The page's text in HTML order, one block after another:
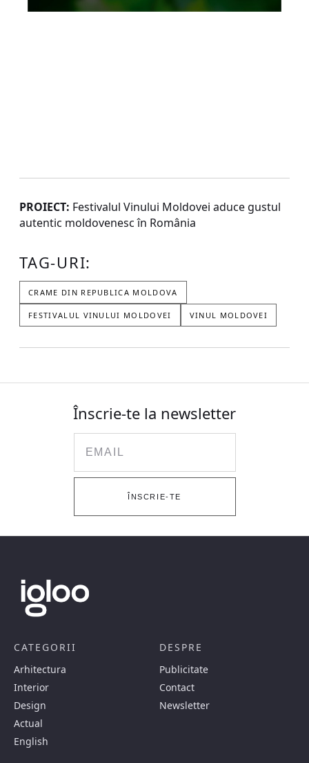
PROIECT: Festivalul Vinului Moldovei aduce gustul
autentic moldovenesc în România
TAG-URI:
CRAME DIN REPUBLICA MOLDOVA
FESTIVALUL VINULUI MOLDOVEI VINUL MOLDOVEI
Înscrie-te la newsletter
ÎNSCRIE-TE
CATEGORII
Arhitectura
Interior
Design
Actual
English
DESPRE
Publicitate
Contact
Newsletter